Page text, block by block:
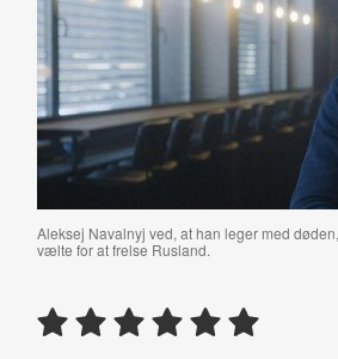
Aleksej Navalnyj ved, at han leger med
vælte for at frelse Rusland.